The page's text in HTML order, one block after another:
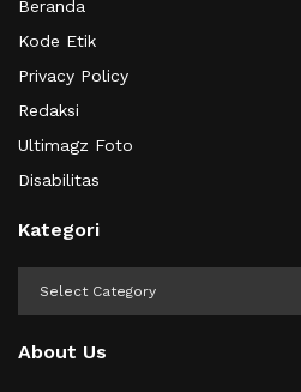
Beranda
Kode Etik
Privacy Policy
Redaksi
Ultimagz Foto
Disabilitas
Kategori
About Us